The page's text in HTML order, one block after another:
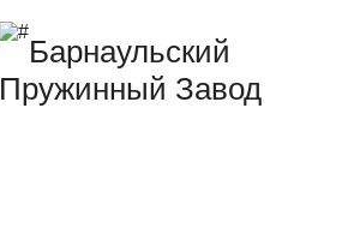
Барнаульский
Пружинный Завод